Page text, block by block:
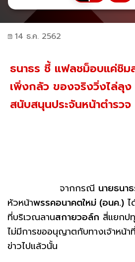
14 ธ.ค. 2562
ธนาธร ชี้ แฟลชม็อบแค่ชิม
เพิ่งกลัว ของจริงวิ่งไล่ลุ
สนับสนุนประจันหน้าตำรวจ
จากกรณี นายธนา
หัวหน้าพรรคอนาคตใหม่ (อนค.)
ที่บริเวณลานสกายวอล์ก สี่แยกป
ไม่มีการขออนุญาตกับทางเจ้าหน้า
ข่าวไปแล้วนั้น